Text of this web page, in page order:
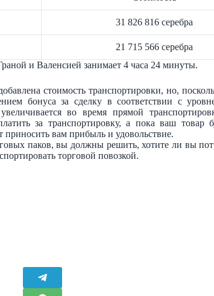
31 826 816 серебра
21 715 566 серебра
и Валенсией занимает 4 часа 24 минуты.
стоимость транспортировки, но,
бонуса за сделку в соответствии с
во время прямой
за транспортировку, а пока ваш товар
приносить вам прибыль и удовольствие.
паков, вы должны решить, хотите ли вы
торговой повозкой.